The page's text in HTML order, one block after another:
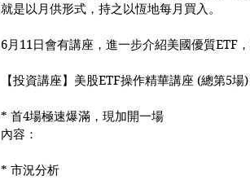
就是以月供形式，持之以恆地每月買入。
6月11日會有講座，進一步介紹美國優質ETF
【投資講座】美股ETF操作精華講座 (總第5場)
* 首4場極速爆滿，現加開一場
內容：
* 市況分析